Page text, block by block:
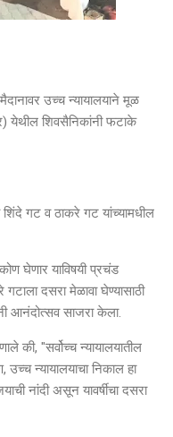
मैदानावर उच्च न्यायालयाने मूळ
येथील शिवसैनिकांनी फटाके
शिंदे गट व ठाकरे गट यांच्यामधील
घेणार याविषयी प्रचंड
दसरा मेळावा घेण्यासाठी
आनंदोत्सव साजरा केला.
की, "सर्वोच्च न्यायालयातील
न्यायालयाचा निकाल हा
नांदी असून यावर्षीचा दसरा